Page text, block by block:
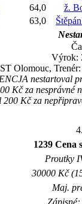
64,0
ž.
63,0
Výrok:
Olomouc,
nestartoval
Kč za
200 Kč za
1239 Cena
Proutky
30000 Kč
Maj.